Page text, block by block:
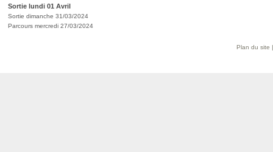
Sortie lundi 01 Avril
Sortie dimanche 31/03/2024
Parcours mercredi 27/03/2024
Plan du site